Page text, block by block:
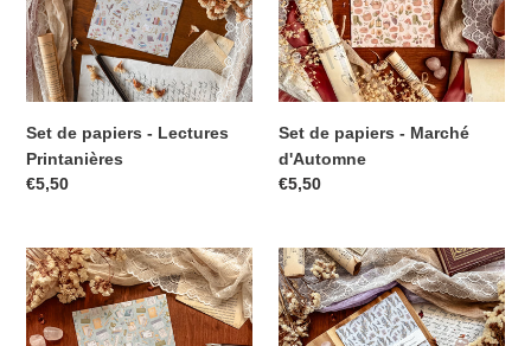
Set de papiers - Lectures
Printanières
€5,50
Set de papiers - Marché
d'Automne
€5,50